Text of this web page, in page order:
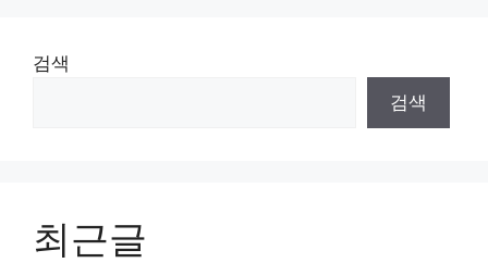
검색
검색
최근글